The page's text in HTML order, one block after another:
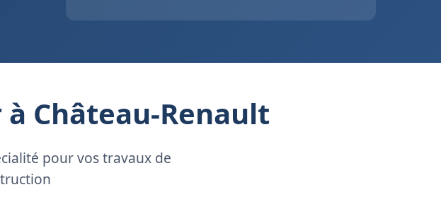
Château-Renault
pour vos travaux de